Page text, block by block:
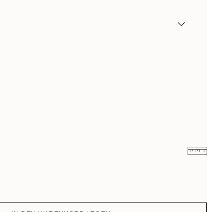
21,95 €